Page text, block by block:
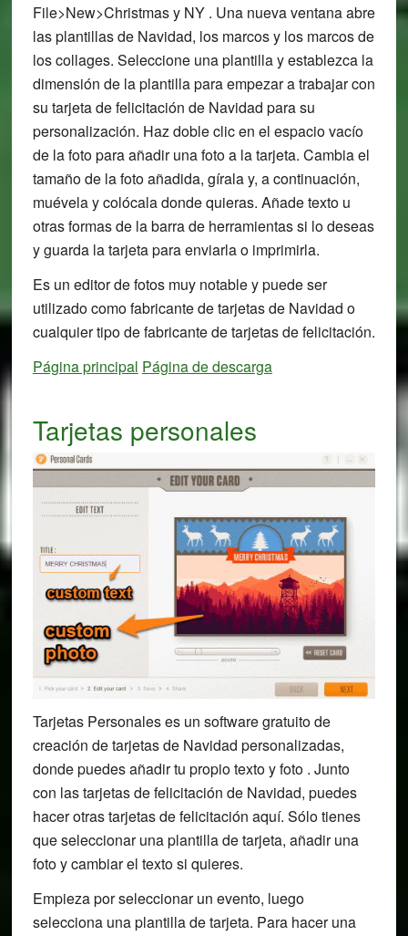
File>New>Christmas y NY . Una nueva ventana abre
las plantillas de Navidad, los marcos y los marcos de
los collages. Seleccione una plantilla y establezca la
dimensión de la plantilla para empezar a trabajar con
su tarjeta de felicitación de Navidad para su
personalización. Haz doble clic en el espacio vacío
de la foto para añadir una foto a la tarjeta. Cambia el
tamaño de la foto añadida, gírala y, a continuación,
muévela y colócala donde quieras. Añade texto u
otras formas de la barra de herramientas si lo deseas
y guarda la tarjeta para enviarla o imprimirla.
Es un editor de fotos muy notable y puede ser
utilizado como fabricante de tarjetas de Navidad o
cualquier tipo de fabricante de tarjetas de felicitación.
Página principal Página de descarga
Tarjetas personales
Tarjetas Personales es un software gratuito de
creación de tarjetas de Navidad personalizadas,
donde puedes añadir tu propio texto y foto . Junto
con las tarjetas de felicitación de Navidad, puedes
hacer otras tarjetas de felicitación aquí. Sólo tienes
que seleccionar una plantilla de tarjeta, añadir una
foto y cambiar el texto si quieres.
Empieza por seleccionar un evento, luego
selecciona una plantilla de tarjeta. Para hacer una